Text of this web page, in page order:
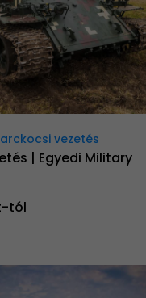
vezetés
| Egyedi Military
tól